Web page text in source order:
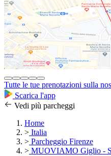
Tutte le tue prenotazioni sulla
Scarica l'app
Vedi più parcheggi
Home
> Italia
> Parcheggio Firenze
> MUOVIAMO Giglio -